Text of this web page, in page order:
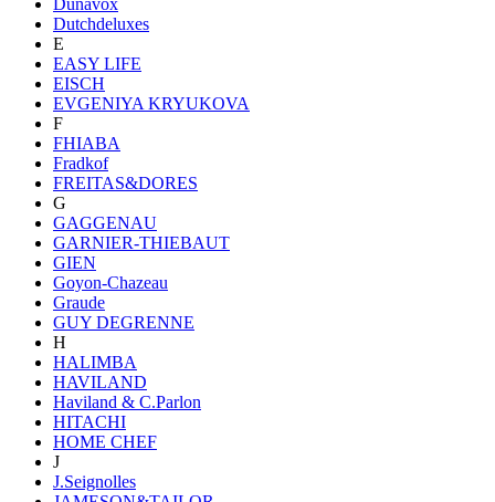
Dutchdeluxes
E
EASY LIFE
EISCH
EVGENIYA KRYUKOVA
F
FHIABA
Fradkof
FREITAS&DORES
G
GAGGENAU
GARNIER-THIEBAUT
GIEN
Goyon-Chazeau
Graude
GUY DEGRENNE
H
HALIMBA
HAVILAND
Haviland & C.Parlon
HITACHI
HOME CHEF
J
J.Seignolles